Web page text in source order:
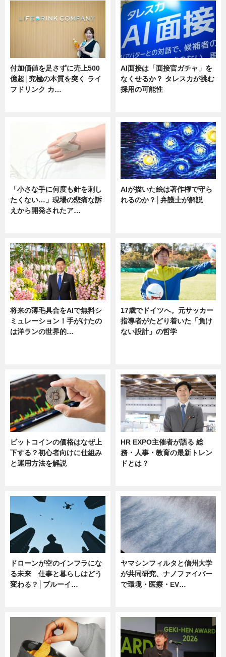
付加価値を足さずに売上500
億超│究極の本質を突く ライ
フドリンク カ…
AI面接は「面接官ガチャ」を
なくせるか？ タレスカが挑む
採用の可能性
「小さな手に何度も針を刺し
たくない…」現場の悲痛な訴
えから開発されたア…
AIが描いた絵は著作権で守ら
れるのか？│弁護士が解説
将来の薄毛具合をAIで無料シ
ミュレーション！手がけたの
は洋ランの世界的…
17歳でドイツへ。元サッカー
指導者がたどり着いた「負け
ない設計」の哲学
ビットコインの価格はなぜ上
下する？初心者向けに仕組み
と運用方法を解説
HR EXPO主催者が語る 総
務・人事・教育の最新トレン
ドとは？
ドローンが空のインフラにな
る未来 仕事と暮らしはどう
変わる？│ブルーイ…
ヤマシンフィルタと信州大学
が共同研究、ナノファイバー
で環境・医療・EV…